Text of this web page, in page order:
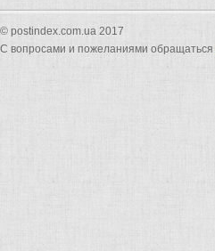
© postindex.com.ua 2017
С вопросами и пожеланиями обращаться